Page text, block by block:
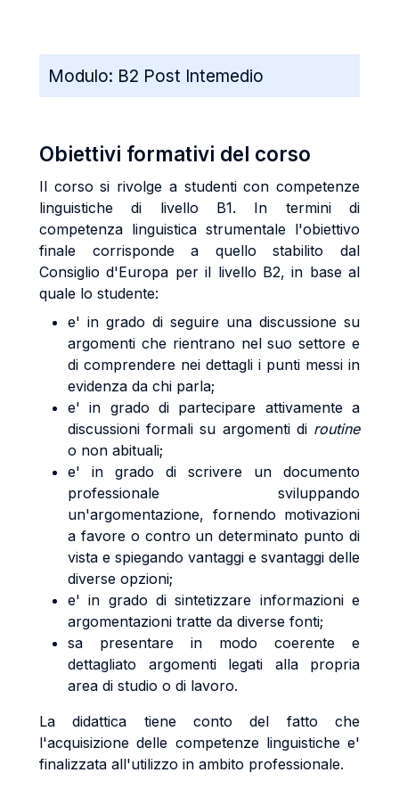
Modulo: B2 Post Intemedio
Obiettivi formativi del corso
Il corso si rivolge a studenti con competenze
linguistiche di livello B1. In termini di
competenza linguistica strumentale l'obiettivo
finale corrisponde a quello stabilito dal
Consiglio d'Europa per il livello B2, in base al
quale lo studente:
e' in grado di seguire una discussione su
argomenti che rientrano nel suo settore e
di comprendere nei dettagli i punti messi in
evidenza da chi parla;
e' in grado di partecipare attivamente a
discussioni formali su argomenti di routine
o non abituali;
e' in grado di scrivere un documento
professionale sviluppando
un'argomentazione, fornendo motivazioni
a favore o contro un determinato punto di
vista e spiegando vantaggi e svantaggi delle
diverse opzioni;
e' in grado di sintetizzare informazioni e
argomentazioni tratte da diverse fonti;
sa presentare in modo coerente e
dettagliato argomenti legati alla propria
area di studio o di lavoro.
La didattica tiene conto del fatto che
l'acquisizione delle competenze linguistiche e'
finalizzata all'utilizzo in ambito professionale.